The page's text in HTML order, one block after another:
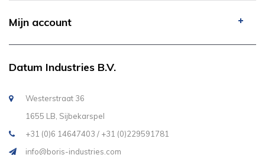
Mijn account
Datum Industries B.V.
Westerstraat 36
1655 LB, Sijbekarspel
+31 (0)6 14647403 / +31 (0)229591781
info@boris-industries.com